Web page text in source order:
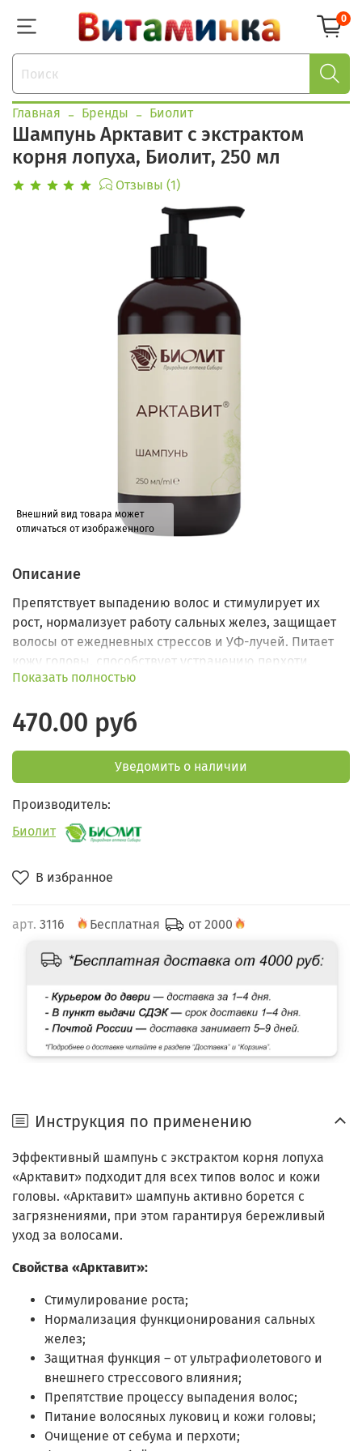
0
Главная Бренды Биолит
Шампунь Арктавит с экстрактом
корня лопуха, Биолит, 250 мл
Отзывы (1)
В избранное
арт. 3116 Бесплатная от 2000
Внешний вид товара может
отличаться от изображенного
Описание
Препятствует выпадению волос и стимулирует их
рост, нормализует работу сальных желез, защищает
волосы от ежедневных стрессов и УФ-лучей. Питает
кожу головы, способствует устранению перхоти.
Придает волосам живой блеск и объем. Подходит для
Показать полностью
470.00 руб
Уведомить о наличии
Производитель:
Биолит
Инструкция по применению
Эффективный шампунь с экстрактом корня лопуха
«Арктавит» подходит для всех типов волос и кожи
головы. «Арктавит» шампунь активно борется с
загрязнениями, при этом гарантируя бережливый
уход за волосами.
Свойства «Арктавит»:
Стимулирование роста;
Нормализация функционирования сальных
желез;
Защитная функция – от ультрафиолетового и
внешнего стрессового влияния;
Препятствие процессу выпадения волос;
Питание волосяных луковиц и кожи головы;
Очищение от себума и перхоти;